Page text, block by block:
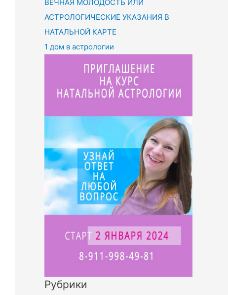
ВЕЧНАЯ МОЛОДОСТЬ ИЛИ
АСТРОЛОГИЧЕСКИЕ УКАЗАНИЯ В
НАТАЛЬНОЙ КАРТЕ
1 дом в астрологии
Рубрики